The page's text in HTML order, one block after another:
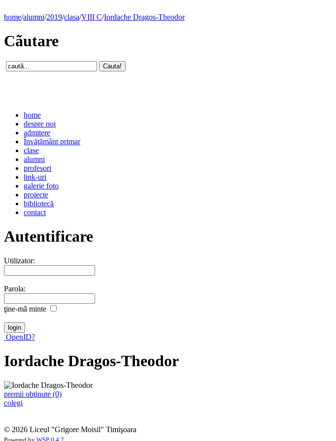
home/alumni/2019/clasa/VIII C/Iordache Dragos-Theodor
Cãutare
home
despre noi
admitere
Învăţământ primar
clase
alumni
profesori
link-uri
galerie foto
proiecte
bibliotecă
contact
Autentificare
Utilizator:
Parola:
ţine-mã minte
OpenID?
Iordache Dragos-Theodor
premii obţinute (0)
colegi
© 2026 Liceul "Grigore Moisil" Timişoara